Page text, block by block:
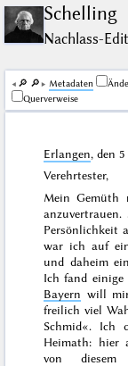
Schelling
Nachlass-
🔎︎ 🔎︎ Me­ta­da­ten
Querverweise
Erlangen, den5
Verehrtester,
Mein Gemüth
Persönlichkeit
war ich auf
und daheim
Ich fand einige
Bayern will
freilich viel
Schmid«. Ich
Heimath: hier
von diesem